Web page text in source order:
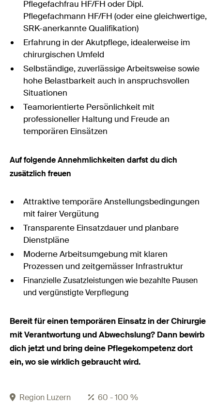
Pflegefachfrau HF/FH oder Dipl.
Pflegefachmann HF/FH (oder eine gleichwertige,
SRK-anerkannte Qualifikation)
Erfahrung in der Akutpflege, idealerweise im
chirurgischen Umfeld
Selbständige, zuverlässige Arbeitsweise sowie
hohe Belastbarkeit auch in anspruchsvollen
Situationen
Teamorientierte Persönlichkeit mit
professioneller Haltung und Freude an
temporären Einsätzen
Auf folgende Annehmlichkeiten darfst du dich
zusätzlich freuen
Attraktive temporäre Anstellungsbedingungen
mit fairer Vergütung
Transparente Einsatzdauer und planbare
Dienstpläne
Moderne Arbeitsumgebung mit klaren
Prozessen und zeitgemässer Infrastruktur
Finanzielle Zusatzleistungen wie bezahlte Pausen
und vergünstigte Verpflegung
Bereit für einen temporären Einsatz in der Chirurgie
mit Verantwortung und Abwechslung? Dann bewirb
dich jetzt und bring deine Pflegekompetenz dort
ein, wo sie wirklich gebraucht wird.
Region Luzern
60 - 100 %